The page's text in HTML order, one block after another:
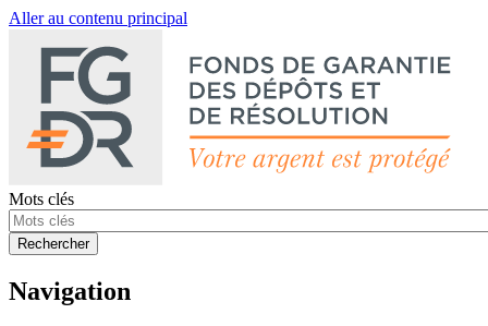
Aller au contenu principal
Mots clés
Rechercher
Navigation